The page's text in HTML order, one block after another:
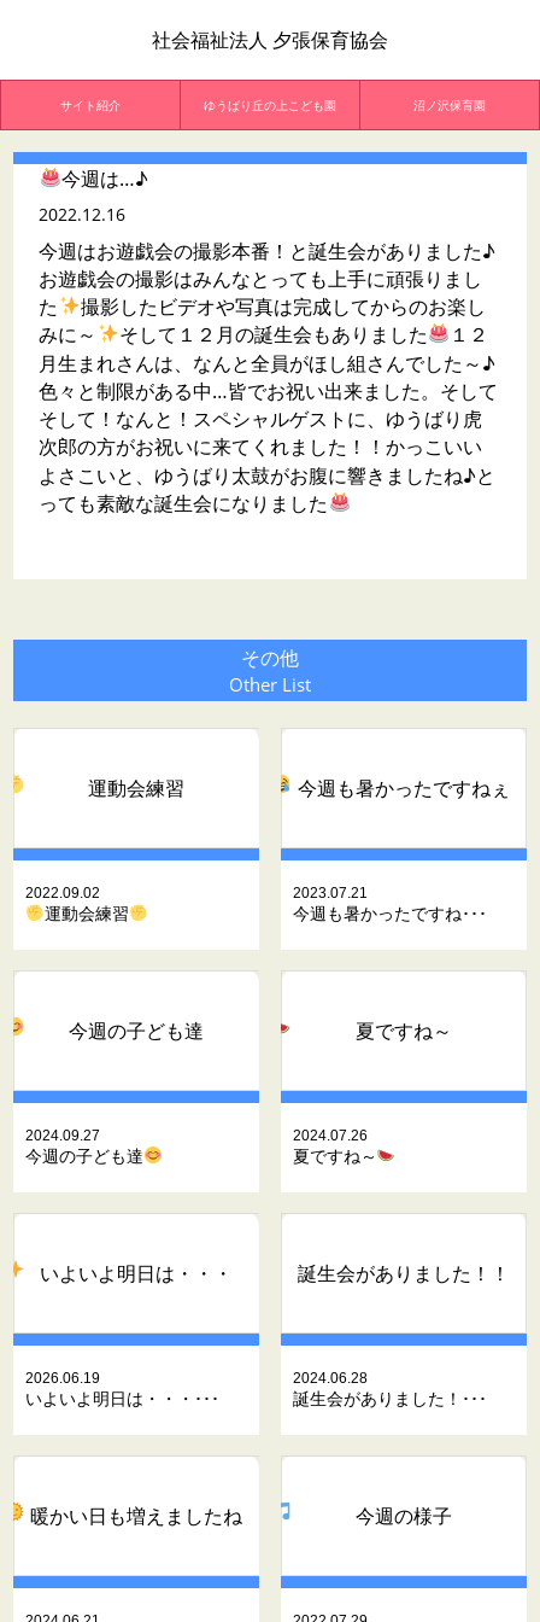
社会福祉法人 夕張保育協会
サイト紹介 ゆうばり丘の上こども園 沼ノ沢保育園
今週は…♪
2022.12.16
今週はお遊戯会の撮影本番！と誕生会がありました♪
お遊戯会の撮影はみんなとっても上手に頑張りまし
た
撮影したビデオや写真は完成してからのお楽し
みに～
そして１２月の誕生会もありました
１２
月生まれさんは、なんと全員がほし組さんでした～♪
色々と制限がある中…皆でお祝い出来ました。そして
そして！なんと！スペシャルゲストに、ゆうばり虎
次郎の方がお祝いに来てくれました！！かっこいい
よさこいと、ゆうばり太鼓がお腹に響きましたね♪と
っても素敵な誕生会になりました
その他
Other List
運動会練習
2022.09.02
運動会練習
今週も暑かったですねぇ
2023.07.21
今週も暑かったですね･･･
今週の子ども達
2024.09.27
今週の子ども達
夏ですね～
2024.07.26
夏ですね～
いよいよ明日は・・・
2026.06.19
いよいよ明日は・・・･･･
誕生会がありました！！
2024.06.28
誕生会がありました！･･･
暖かい日も増えましたね 今週の様子